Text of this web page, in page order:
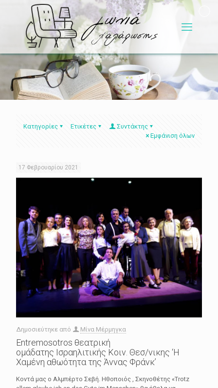
Κατηγορίες Ετικέτες
Συντάκτης
Εμφάνιση όλων
17 Φεβρουαρίου 2021
Δημοσιεύτηκε από Μίνα Μέρμηγκα
Εntremosotros θεατρική
ομάδατης Ισραηλιτικής Κοιν. Θεσ/νικης ‘Η
Χαμένη αθωότητα της Άννας Φράνκ’
Κοντά μας ο Αλμπέρτο Σεβή. Ηθοποιός , Σκηνοθέτης «Trotz